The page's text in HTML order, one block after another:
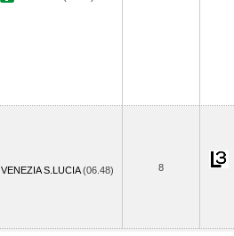
VENEZIA S.LUCIA(06.48) 8